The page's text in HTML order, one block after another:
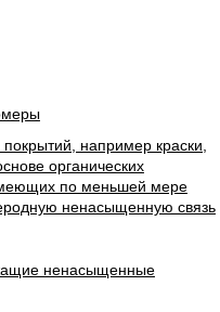
например краски,
органических
по меньшей мере
ненасыщенную связь
ненасыщенные